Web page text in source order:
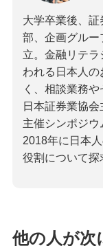
大学卒業後、
部、企画グル
立。金融リテ
われる日本人
く、相談業務
日本証券業協
主催シンポジウ
2018年に日本
役割について探
他の人が次